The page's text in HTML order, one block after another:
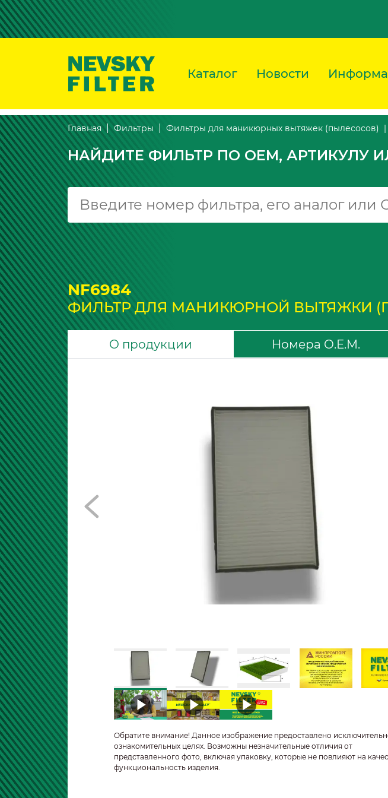
Каталог Новости
Главная Фильтры Фильтры для маникюрных вытяжек (пылесосов)
НАЙДИТЕ ФИЛЬТР ПО OEM, АРТИКУЛУ
NF6984
ФИЛЬТР ДЛЯ МАНИКЮРНОЙ ВЫТЯЖКИ
О продукции Номера O.E.M.
Обратите внимание! Данное изображение предоставлено
ознакомительных целях. Возможны незначительные отличия от
представленного фото, включая упаковку, которые не повлияют на
функциональность изделия.